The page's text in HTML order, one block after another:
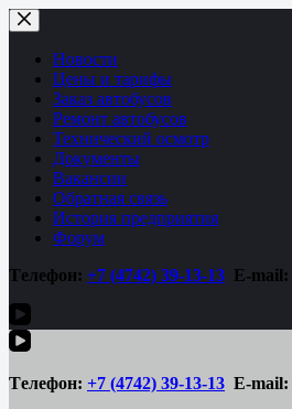
Перейти
к
сути
Новости
Цены и тарифы
Заказ автобусов
Ремонт автобусов
Технический осмотр
Документы
Вакансии
Обратная связь
История предприятия
Форум
Tелефон: +7 (4742) 39-13-13 E-mail:
Tелефон: +7 (4742) 39-13-13 E-mail: